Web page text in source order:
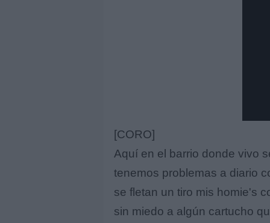
[CORO]
Aquí en el barrio donde vivo
tenemos problemas a diario
se fletan un tiro mis homie's
sin miedo a algún cartucho